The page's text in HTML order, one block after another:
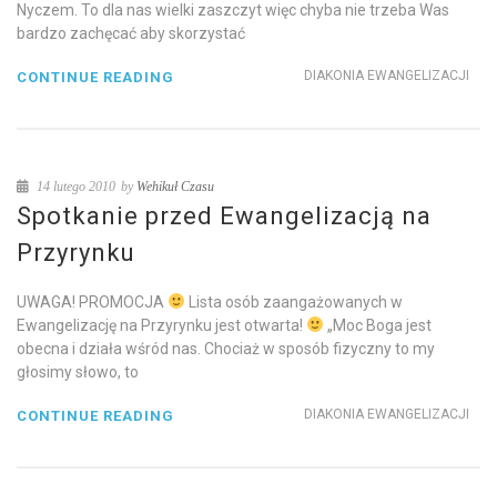
Nyczem. To dla nas wielki zaszczyt więc chyba nie trzeba Was
bardzo zachęcać aby skorzystać
DIAKONIA EWANGELIZACJI
CONTINUE READING
14 lutego 2010 by Wehikuł Czasu
Spotkanie przed Ewangelizacją na
Przyrynku
UWAGA! PROMOCJA
Lista osób zaangażowanych w
Ewangelizację na Przyrynku jest otwarta!
„Moc Boga jest
obecna i działa wśród nas. Chociaż w sposób fizyczny to my
głosimy słowo, to
DIAKONIA EWANGELIZACJI
CONTINUE READING